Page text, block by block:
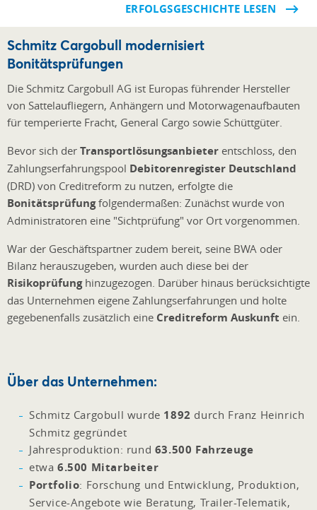
ERFOLGSGESCHICHTE LESEN
Schmitz Cargobull modernisiert
Bonitätsprüfungen
Die Schmitz Cargobull AG ist Europas führender Hersteller
von Sattelaufliegern, Anhängern und Motorwagenaufbauten
für temperierte Fracht, General Cargo sowie Schüttgüter.
Bevor sich der Transportlösungsanbieter entschloss, den
Zahlungserfahrungspool Debitorenregister Deutschland
(DRD) von Creditreform zu nutzen, erfolgte die
Bonitätsprüfungfolgendermaßen: Zunächst wurde von
Administratoren eine "Sichtprüfung" vor Ort vorgenommen.
War der Geschäftspartner zudem bereit, seine BWA oder
Bilanz herauszugeben, wurden auch diese bei der
Risikoprüfunghinzugezogen. Darüber hinaus berücksichtigte
das Unternehmen eigene Zahlungserfahrungen und holte
gegebenenfalls zusätzlich eine Creditreform Auskunft ein.
Über das Unternehmen:
Schmitz Cargobull wurde 1892 durch Franz Heinrich
Schmitz gegründet
Jahresproduktion: rund 63.500 Fahrzeuge
etwa 6.500 Mitarbeiter
Portfolio: Forschung und Entwicklung, Produktion,
Service-Angebote wie Beratung, Trailer-Telematik,